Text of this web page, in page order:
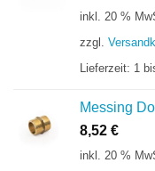
inkl. 20 %
zzgl.
Lieferzeit: 1
Messing
8,52 €
inkl. 20 %